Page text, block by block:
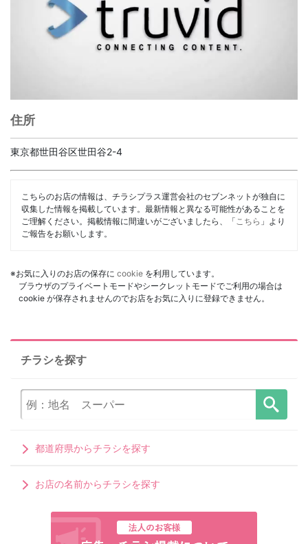
住所
東京都世田谷区世田谷2-4
こちらのお店の情報は、チラシプラス運営会社のセブンネットが独自に
収集した情報を掲載しています。最新情報と異なる可能性があることを
ご理解ください。掲載情報に間違いがございましたら、「 こちら 」より
ご報告をお願いします。
※お気に入りのお店の保存に cookie を利用しています。
ブラウザのプライベートモードやシークレットモードでご利用の場合は
cookie が保存されませんのでお店をお気に入りに登録できません。
チラシを探す
都道府県からチラシを探す
お店の名前からチラシを探す